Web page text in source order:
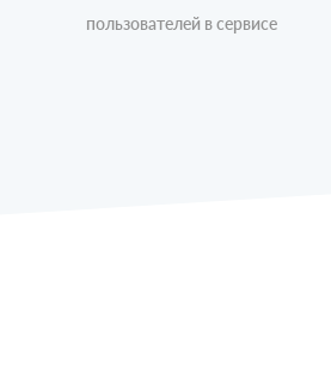
пользователей в сервисе